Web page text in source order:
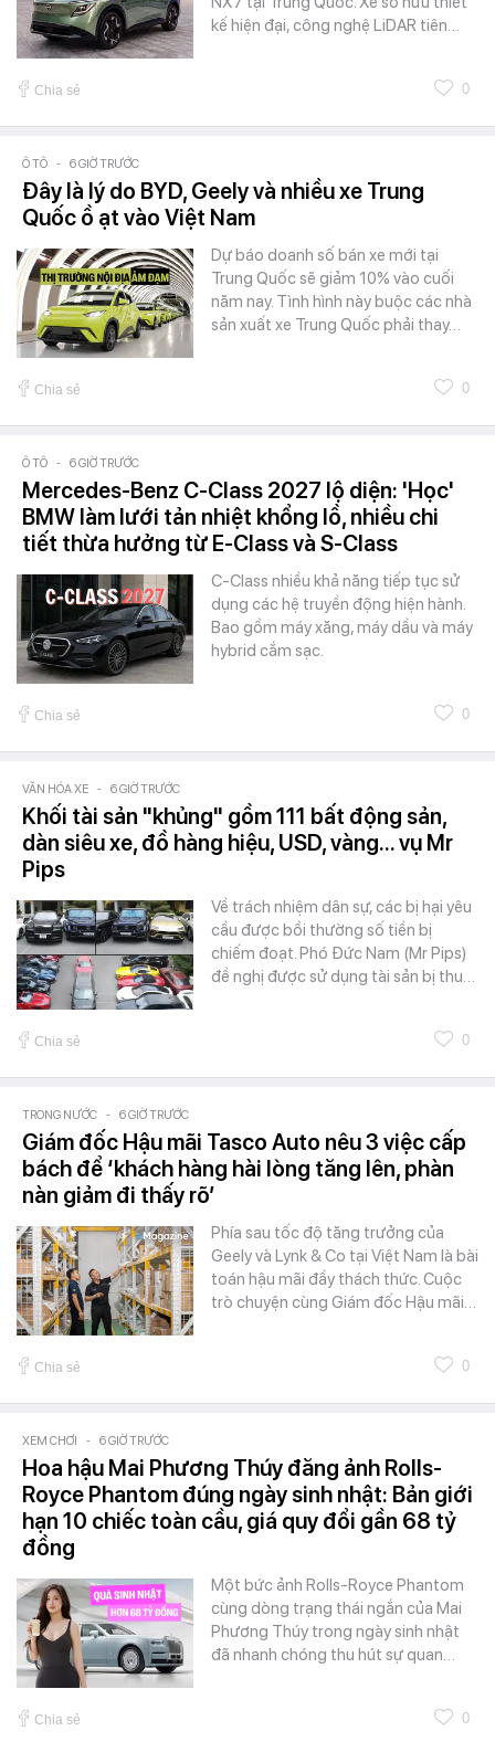
kế hiện đại, công nghệ LiDAR tiên…
Chia sẻ 0
Ô TÔ - 6 GIỜ TRƯỚC
Đây là lý do BYD, Geely và nhiều xe Trung
Quốc ồ ạt vào Việt Nam
Dự báo doanh số bán xe mới tại
Trung Quốc sẽ giảm 10% vào cuối
năm nay. Tình hình này buộc các nhà
sản xuất xe Trung Quốc phải thay…
Chia sẻ 0
Ô TÔ - 6 GIỜ TRƯỚC
Mercedes-Benz C-Class 2027 lộ diện: 'Học'
BMW làm lưới tản nhiệt khổng lồ, nhiều chi
tiết thừa hưởng từ E-Class và S-Class
C-Class nhiều khả năng tiếp tục sử
dụng các hệ truyền động hiện hành.
Bao gồm máy xăng, máy dầu và máy
hybrid cắm sạc.
Chia sẻ 0
VĂN HÓA XE - 6 GIỜ TRƯỚC
Khối tài sản "khủng" gồm 111 bất động sản,
dàn siêu xe, đồ hàng hiệu, USD, vàng... vụ Mr
Pips
Về trách nhiệm dân sự, các bị hại yêu
cầu được bồi thường số tiền bị
chiếm đoạt. Phó Đức Nam (Mr Pips)
đề nghị được sử dụng tài sản bị thu…
Chia sẻ 0
TRONG NƯỚC - 6 GIỜ TRƯỚC
Giám đốc Hậu mãi Tasco Auto nêu 3 việc cấp
bách để ‘khách hàng hài lòng tăng lên, phàn
nàn giảm đi thấy rõ’
Phía sau tốc độ tăng trưởng của
Geely và Lynk & Co tại Việt Nam là bài
toán hậu mãi đầy thách thức. Cuộc
trò chuyện cùng Giám đốc Hậu mãi…
Chia sẻ 0
XEM CHƠI - 6 GIỜ TRƯỚC
Hoa hậu Mai Phương Thúy đăng ảnh Rolls-
Royce Phantom đúng ngày sinh nhật: Bản giới
hạn 10 chiếc toàn cầu, giá quy đổi gần 68 tỷ
đồng
Một bức ảnh Rolls-Royce Phantom
cùng dòng trạng thái ngắn của Mai
Phương Thúy trong ngày sinh nhật
đã nhanh chóng thu hút sự quan…
Chia sẻ 0